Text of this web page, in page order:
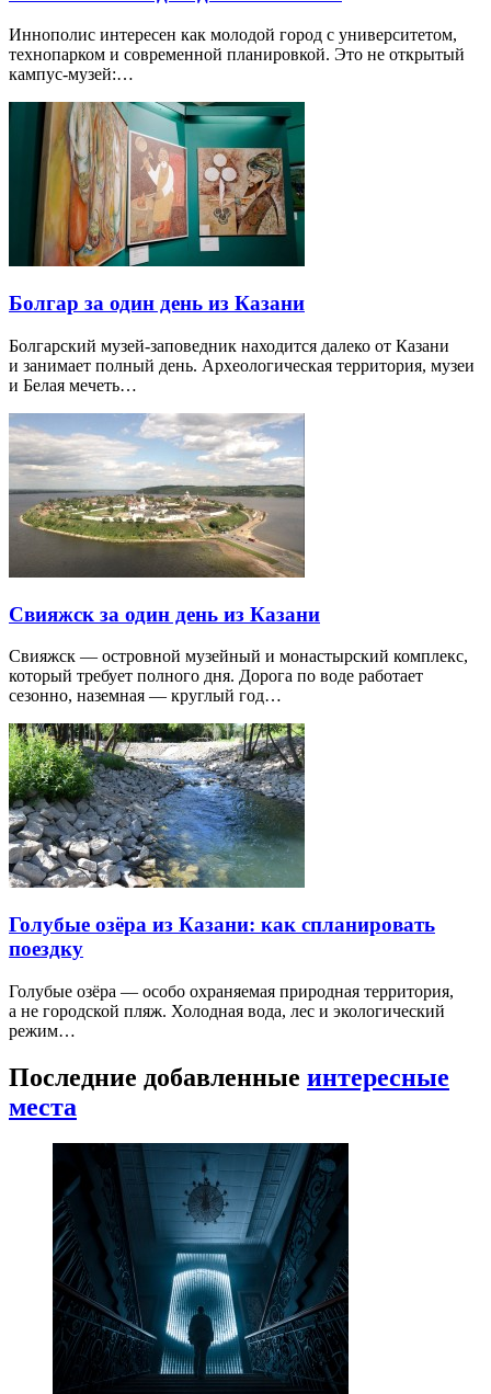
Иннополис интересен как молодой город с университетом,
технопарком и современной планировкой. Это не открытый
кампус-музей:…
Болгар за один день из Казани
Болгарский музей-заповедник находится далеко от Казани
и занимает полный день. Археологическая территория, музеи
и Белая мечеть…
Свияжск за один день из Казани
Свияжск — островной музейный и монастырский комплекс,
который требует полного дня. Дорога по воде работает
сезонно, наземная — круглый год…
Голубые озёра из Казани: как спланировать
поездку
Голубые озёра — особо охраняемая природная территория,
а не городской пляж. Холодная вода, лес и экологический
режим…
Последние добавленные интересные
места